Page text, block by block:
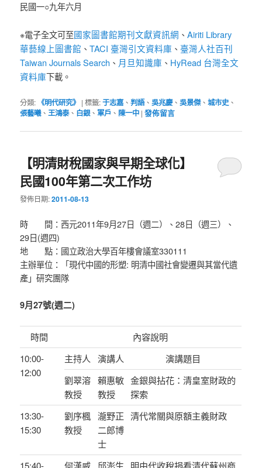
民國一○九年六月
※電子全文可至國家圖書館期刊文獻資訊網 、Airiti Library
華藝線上圖書館 、TACI 臺灣引文資料庫 、 臺灣人社百刊
Taiwan Journals Search 、 月旦知識庫 、 HyRead 台灣全文
資料庫下載。
分類: 《明代研究》 |標籤:于志嘉、判語、吳兆慶、吳景傑、城市史 、
張藝曦、王鴻泰、 白銀、軍戶 、 陳一中 |發佈留言
【明清財稅國家與早期全球化】
民國100年第二次工作坊
發佈日期:2011-08-13
時 間：西元2011年9月27日（週二）、28日（週三）、
29日(週四)
地 點：國立政治大學百年樓會議室330111
主辦單位：「現代中國的形塑: 明清中國社會變遷與其當代遺
產」研究團隊
9月27號(週二)
時間
內容說明
10:00-
12:00
主持人 演講人
演講題目
劉翠溶
教授
賴惠敏
教授
金銀與拈花：清皇室財政的
探索
13:30-
15:30
劉序楓
教授
瀧野正
二郎博
士
清代常關與原額主義財政
15:40-
何漢威
邱澎生
明由代收稅捐看清代蘇州商